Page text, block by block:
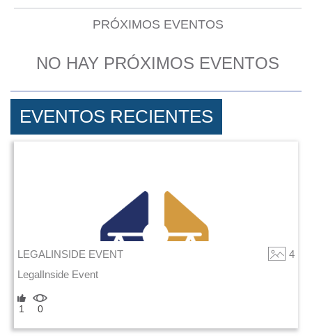
PRÓXIMOS EVENTOS
NO HAY PRÓXIMOS EVENTOS
EVENTOS RECIENTES
LEGALINSIDE EVENT
4
LegalInside Event
1 0